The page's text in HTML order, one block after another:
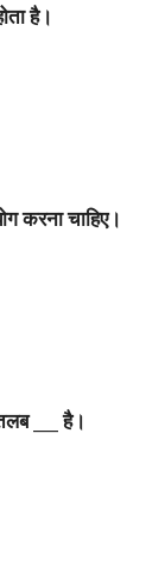
है।
करनाचाहिए।
___है।